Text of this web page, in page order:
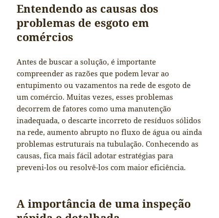
Entendendo as causas dos
problemas de esgoto em
comércios
Antes de buscar a solução, é importante
compreender as razões que podem levar ao
entupimento ou vazamentos na rede de esgoto de
um comércio. Muitas vezes, esses problemas
decorrem de fatores como uma manutenção
inadequada, o descarte incorreto de resíduos sólidos
na rede, aumento abrupto no fluxo de água ou ainda
problemas estruturais na tubulação. Conhecendo as
causas, fica mais fácil adotar estratégias para
preveni-los ou resolvê-los com maior eficiência.
A importância de uma inspeção